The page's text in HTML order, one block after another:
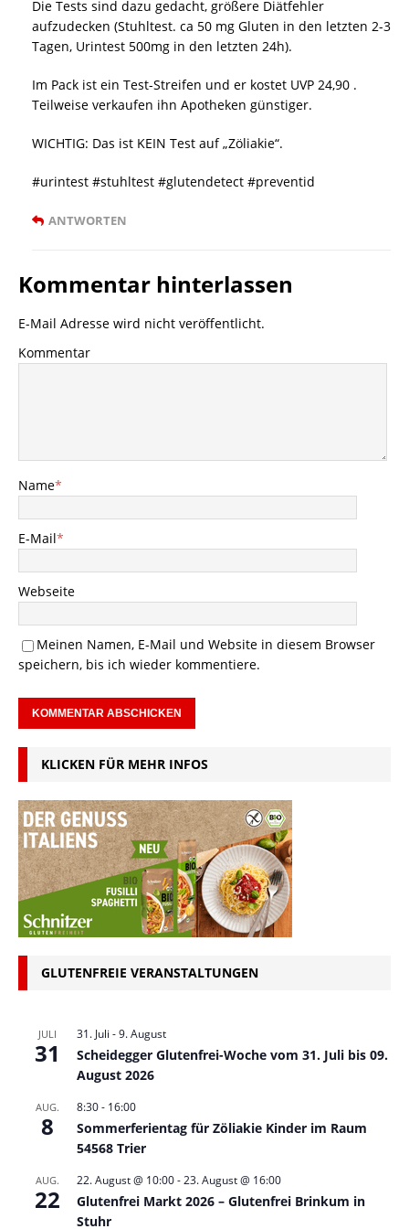
Die Tests sind dazu gedacht, größere Diätfehler
aufzudecken (Stuhltest. ca 50 mg Gluten in den letzten 2-3
Tagen, Urintest 500mg in den letzten 24h).
Im Pack ist ein Test-Streifen und er kostet UVP 24,90 .
Teilweise verkaufen ihn Apotheken günstiger.
WICHTIG: Das ist KEIN Test auf „Zöliakie“.
#urintest #stuhltest #glutendetect #preventid
ANTWORTEN
Kommentar hinterlassen
E-Mail Adresse wird nicht veröffentlicht.
Kommentar
Name*
E-Mail*
Webseite
Meinen Namen, E-Mail und Website in diesem Browser
speichern, bis ich wieder kommentiere.
KLICKEN FÜR MEHR INFOS
GLUTENFREIE VERANSTALTUNGEN
JULI
31
31. Juli -9. August
Scheidegger Glutenfrei-Woche vom 31. Juli bis 09.
August 2026
AUG.
8
8:30- 16:00
Sommerferientag für Zöliakie Kinder im Raum
54568 Trier
AUG.
22
22. August @ 10:00-23. August @ 16:00
Glutenfrei Markt 2026 – Glutenfrei Brinkum in
Stuhr